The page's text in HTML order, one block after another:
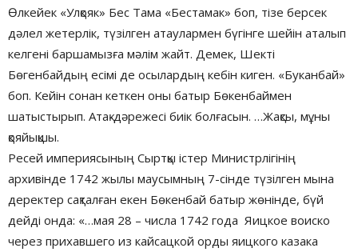
Өлкейек «Улқояк» Бес Тама «Бестамак» боп, тізе берсек
дәлел жетерлік, түзілген атаулармен бүгінге шейін аталып
келгені баршамызға мәлім жайт. Демек, Шекті
Бөгенбайдың есімі де осылардың кебін киген. «Буканбай»
боп. Кейін сонан кеткен оны батыр Бөкенбаймен
шатыстырып. Атақ-дәрежесі биік болғасын. …Жақсы, мұны
қояйықшы.
Ресей империясының Сыртқы істер Министрлігінің
архивінде 1742 жылы маусымның 7-сінде түзілген мына
деректер сақталған екен Бөкенбай батыр жөнінде, бүй
дейді онда: «…мая 28 – числа 1742 года Яицкое воиско
через прихавшего из кайсацкой орды яицкого казака